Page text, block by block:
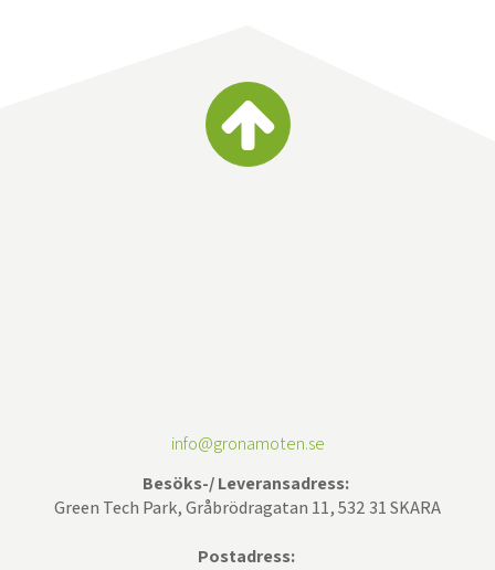
info@gronamoten.se
Besöks-/ Leveransadress:
Green Tech Park, Gråbrödragatan 11, 532 31 SKARA
Postadress: